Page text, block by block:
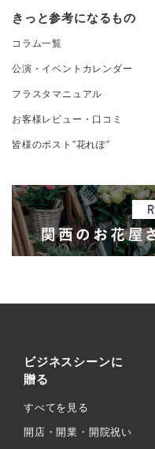
きっと参考になるもの
コラム一覧
公演・イベントカレンダー
フラスタマニュアル
お客様レビュー・口コミ
皆様のポスト”花れぽ”
ビジネスシーンに
贈る
すべてを見る
開店・開業・開院祝い